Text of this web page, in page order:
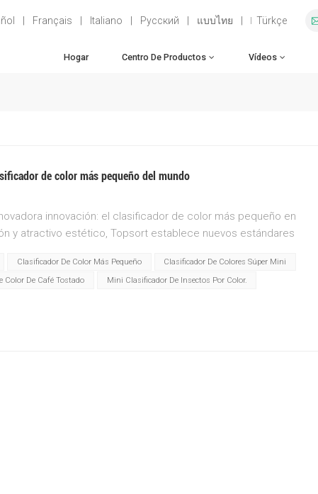
Français Italiano Русский แบบไทย Türkçe
Hogar Centro De Productos Vídeos
de color más pequeño del mundo
innovación: el clasificador de color más pequeño en
y atractivo estético, Topsort establece nuevos estándares
la forma en que se clasifican los colores. Con su
Topsort se adapta perfectamente a cualquier línea de
y maximizando la productividad. Libere el poder de
sin esfuerzo con una precisión asombrosa. Cada
diseñado para garantizar una confiabilidad y
Clasificador De Color Más Pequeño
Clasificador De Colores Súper Mini
Color De Café Tostado Mini Clasificador De Insectos Por Color.